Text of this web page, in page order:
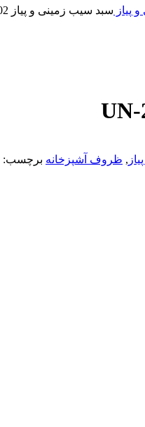
پیاز سبد سیب زمینی و پیاز UN-2902
, ظروف آشپزخانه برچسب: